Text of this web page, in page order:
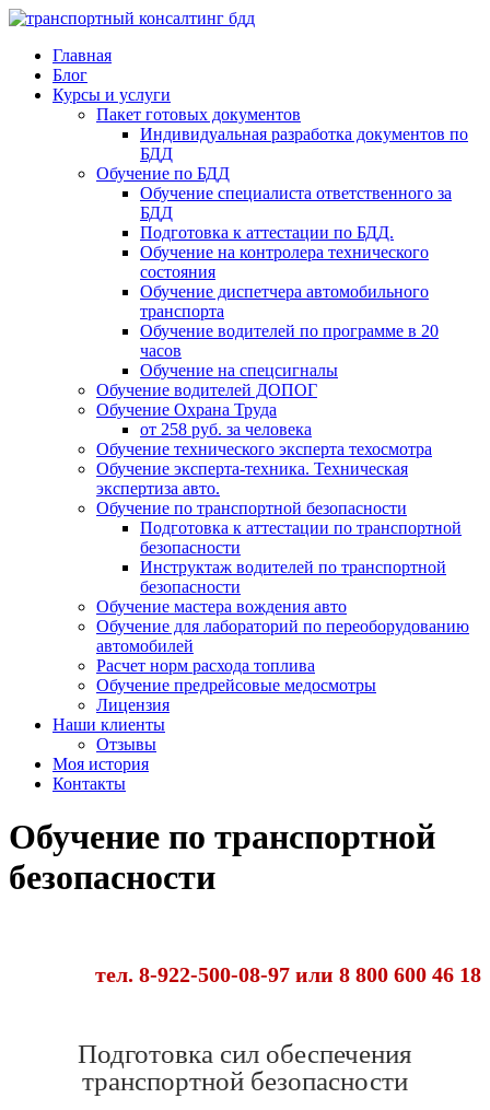
Главная
Блог
Курсы и услуги
Пакет готовых документов
Индивидуальная разработка документов по
БДД
Обучение по БДД
Обучение специалиста ответственного за
БДД
Подготовка к аттестации по БДД.
Обучение на контролера технического
состояния
Обучение диспетчера автомобильного
транспорта
Обучение водителей по программе в 20
часов
Обучение на спецсигналы
Обучение водителей ДОПОГ
Обучение Охрана Труда
от 258 руб. за человека
Обучение технического эксперта техосмотра
Обучение эксперта-техника. Техническая
экспертиза авто.
Обучение по транспортной безопасности
Подготовка к аттестации по транспортной
безопасности
Инструктаж водителей по транспортной
безопасности
Обучение мастера вождения авто
Обучение для лабораторий по переоборудованию
автомобилей
Расчет норм расхода топлива
Обучение предрейсовые медосмотры
Лицензия
Наши клиенты
Отзывы
Моя история
Контакты
Обучение по транспортной
безопасности
тел. 8-922-500-08-97 или 8 800 600 46 18
Подготовка сил обеспечения
транспортной безопасности